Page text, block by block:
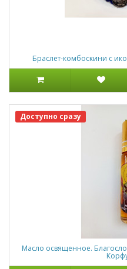
Браслет-комбоскини с
Доступно сразу
Масло освященное.